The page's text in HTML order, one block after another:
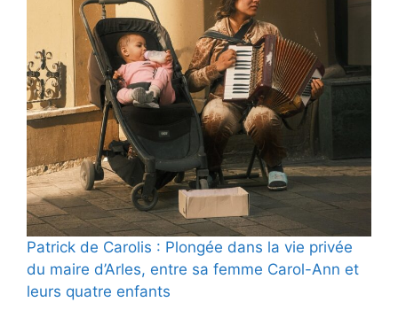
Patrick de Carolis : Plongée dans la vie privée
du maire d’Arles, entre sa femme Carol-Ann et
leurs quatre enfants